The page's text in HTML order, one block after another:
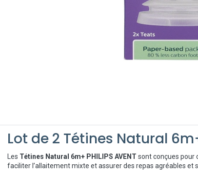
Lot de 2 Tétines Natural
Les Tétines Natural 6m+ PHILIPS AVENT sont conçues pour
faciliter l’allaitement mixte et assurer des repas agréables et